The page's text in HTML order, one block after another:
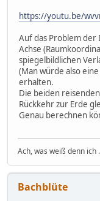
https://youtu.be/
Auf das Problem der
Achse
spiegelbildlichen
(Man würde also
erhalten.
Die beiden
Rückkehr zur Erde
Genau berechnen
Ach, was weiß denn ich
Bachblüte